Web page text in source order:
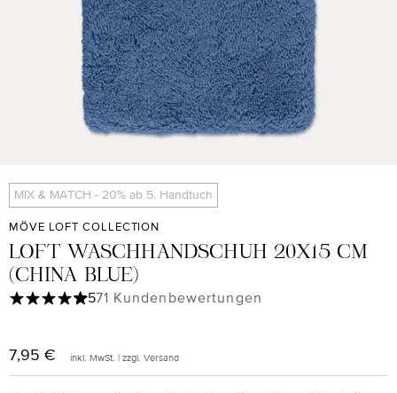
MIX & MATCH - 20% ab 5. Handtuch
MÖVE LOFT COLLECTION
LOFT WASCHHANDSCHUH 20X15 CM
(CHINA BLUE)
Regulärer Preis:
7,95 € inkl. MwSt. | zzgl. Versand
Durchschnittliche Bewertung von 4.97 von 5 Sternen
571 Kundenbewertungen